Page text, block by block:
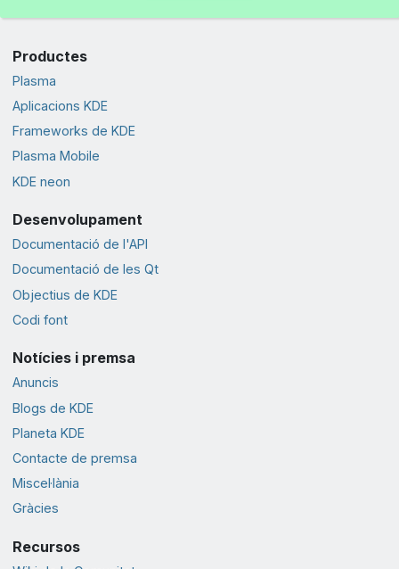
Productes
Plasma
Aplicacions KDE
Frameworks de KDE
Plasma Mobile
KDE neon
Desenvolupament
Documentació de l'API
Documentació de les Qt
Objectius de KDE
Codi font
Notícies i premsa
Anuncis
Blogs de KDE
Planeta KDE
Contacte de premsa
Miscel·lània
Gràcies
Recursos